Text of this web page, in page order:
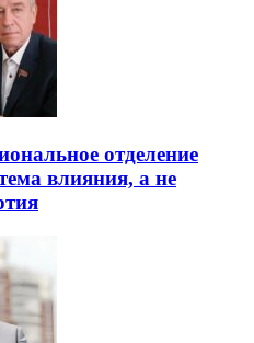
отделение
влияния, а не